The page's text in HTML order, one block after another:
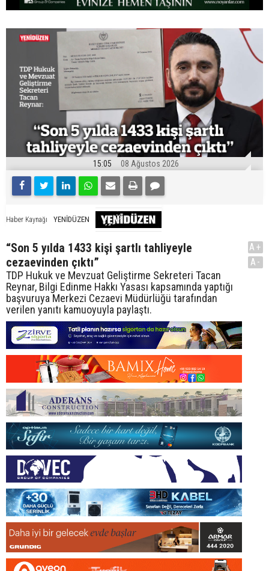
15:05 08 Ağustos 2026
Haber Kaynağı YENİDÜZEN
“Son 5 yılda 1433 kişi şartlı tahliyeyle
cezaevinden çıktı”
TDP Hukuk ve Mevzuat Geliştirme Sekreteri Tacan
Reynar, Bilgi Edinme Hakkı Yasası kapsamında yaptığı
başvuruya Merkezi Cezaevi Müdürlüğü tarafından
verilen yanıtı kamuoyuyla paylaştı.
A+
A-